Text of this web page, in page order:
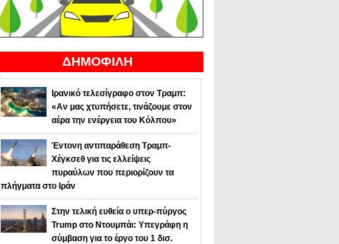
ΔΗΜΟΦΙΛΗ
Ιρανικό τελεσίγραφο στον Τραμπ:
«Αν μας χτυπήσετε, τινάζουμε στον
αέρα την ενέργεια του Κόλπου»
Έντονη αντιπαράθεση Τραμπ-
Χέγκσεθ για τις ελλείψεις
πυραύλων που περιορίζουν τα
πλήγματα στο Ιράν
Στην τελική ευθεία ο υπερ-πύργος
Trump στο Ντουμπάι: Υπεγράφη η
σύμβαση για το έργο του 1 δισ.